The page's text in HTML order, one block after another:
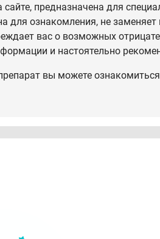
предназначена для
ознакомления, не
вас о возможных
и настоятельно
вы можете